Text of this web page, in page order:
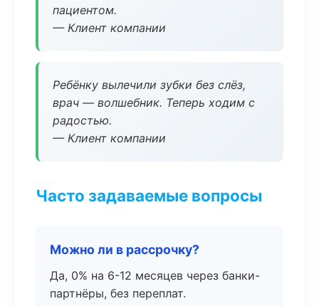
пациентом.
— Клиент компании
Ребёнку вылечили зубки без слёз,
врач — волшебник. Теперь ходим с
радостью.
— Клиент компании
Часто задаваемые вопросы
Можно ли в рассрочку?
Да, 0% на 6-12 месяцев через банки-
партнёры, без переплат.